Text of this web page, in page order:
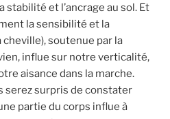
stabilité et l’ancrage au sol. Et
la sensibilité et la
soutenue par la
influe sur notre verticalité,
aisance dans la marche.
serez surpris de constater
partie du corps influe à